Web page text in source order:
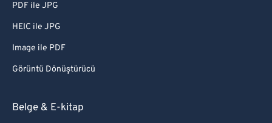
PDF ile JPG
HEIC ile JPG
Image ile PDF
Görüntü Dönüştürücü
Belge & E-kitap